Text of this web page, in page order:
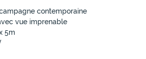
contemporaine
vue imprenable
5m